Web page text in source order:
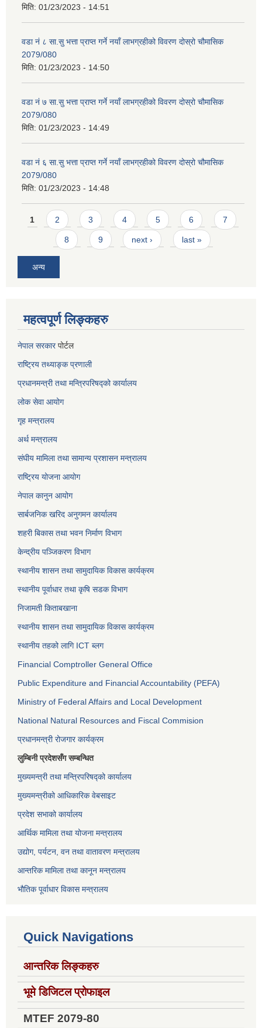
मिति: 01/23/2023 - 14:51
वडा नं ८ सा.सु भत्ता प्राप्त गर्ने नयाँ लाभग्रहीको विवरण दोस्रो चौमासिक
2079/080
मिति: 01/23/2023 - 14:50
वडा नं ७ सा.सु भत्ता प्राप्त गर्ने नयाँ लाभग्रहीको विवरण दोस्रो चौमासिक
2079/080
मिति: 01/23/2023 - 14:49
वडा नं ६ सा.सु भत्ता प्राप्त गर्ने नयाँ लाभग्रहीको विवरण दोस्रो चौमासिक
2079/080
मिति: 01/23/2023 - 14:48
Pages
1 2 3 4 5 6 7
8 9 next › last »
अन्य
महत्वपूर्ण लिङ्कहरु
नेपाल सरकारपोर्टल
राष्ट्रिय तथ्याङ्क प्रणाली
प्रधानमन्त्री तथा मन्त्रिपरिषद्को कार्यालय
लोक सेवाआयोग
गृह मन्त्रालय
अर्थ मन्त्रालय
संघीय मामिला तथा सामान्य प्रशासन मन्त्रालय
राष्ट्रिय योजना आयोग
नेपाल कानुन आयोग
सार्बजनिक खरिद अनुगमन कार्यालय
शहरी बिकास तथा भवन निर्माण विभाग
केन्द्रीय पञ्जिकरण विभाग
स्थानीय शासन तथा सामुदायिक विकास कार्यक्रम
स्थानीय पूर्वाधार तथा कृषि सडक विभाग
निजामती किताबखाना
स्थानीय शासन तथा सामुदायिक विकास कार्यक्रम
स्थानीय तहको लागि ICT ब्लग
Financial Comptroller General Office
Public Expenditure and Financial Accountability (PEFA)
Ministry of Federal Affairs and Local Development
National Natural Resources and Fiscal Commision
प्रधानमन्त्री रोजगार कार्यक्रम
लुम्बिनी प्रदेशसँग सम्बन्धित
मुख्यमन्त्री तथा मन्त्रिपरिषद्को कार्यालय
मुख्यमन्त्रीको आधिकारिक वेबसाइट
प्रदेश सभाको कार्यालय
आर्थिक मामिला तथा योजना मन्त्रालय
उद्योग, पर्यटन, वन तथा वातावरण मन्त्रालय
आन्तरिक मामिला तथा कानून मन्त्रालय
भौतिक पूर्वाधार विकास मन्त्रालय
Quick Navigations
आन्तरिक लिङ्कहरु
भूमे डिजिटल प्रोफाइल
MTEF 2079-80